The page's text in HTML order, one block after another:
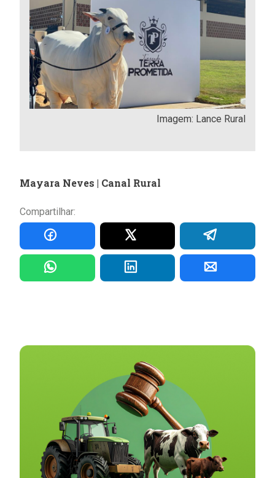
Imagem: Lance Rural
Mayara Neves | Canal Rural
Compartilhar: